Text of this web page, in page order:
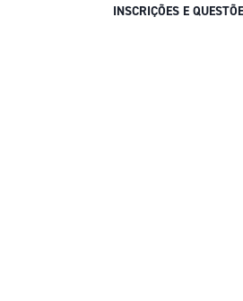
INSCRIÇÕES E